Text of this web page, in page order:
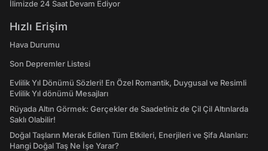
İlimizde 24 Saat Devam Ediyor
Hızlı Erişim
Hava Durumu
Son Depremler Listesi
Evlilik Yıl Dönümü Sözleri! En Özel Romantik, Duygusal ve Resimli
Evlilik Yıl dönümü Mesajları
Rüyada Altın Görmek: Gerçekler de Saadetiniz de Çil Çil Altınlarda
Saklı Olabilir!
Doğal Taşların Merak Edilen Tüm Etkileri, Enerjileri ve Şifa Alanları:
Hangi Doğal Taş Ne İşe Yarar?